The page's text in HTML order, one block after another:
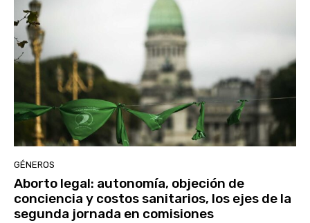
GÉNEROS
Aborto legal: autonomía, objeción de
conciencia y costos sanitarios, los ejes de la
segunda jornada en comisiones